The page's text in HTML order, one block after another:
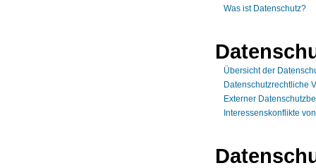
Was ist Datenschutz?
Übersicht der
Datenschutzrechtliche
Externer
Interessenskonflikte